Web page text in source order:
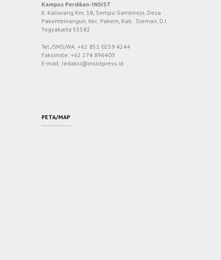
Kampus Perdikan-INSIST
Jl. Kaliurang Km. 18, Sempu-Sambirejo, Desa
Pakembinangun, Kec. Pakem, Kab. Sleman, D.I.
Yogyakarta 55582
Tel./SMS/WA: +62 851 0259 4244
Faksimile: +62 274 896403
E-mail: redaksi@insistpress.id
PETA/MAP